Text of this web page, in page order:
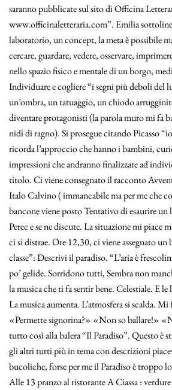
saranno pubblicate sul sito di Officina
www.officinaletteraria.com”. Emilia
laboratorio, un concept, la meta è possibile
cercare, guardare, vedere, osservare,
nello spazio fisico e mentale di un borgo,
Individuare e cogliere “i segni più deboli del
un’ombra, un tatuaggio, un chiodo
diventare protagonisti (la parola muro mi fa
nidi di ragno). Si prosegue citando Picasso
ricorda l’approccio che hanno i bambini,
impressioni che andranno finalizzate ad
titolo. Ci viene consegnato il racconto
Italo Calvino ( immancabile ma per me che
bancone viene posto Tentativo di esaurire
Perec e se ne discute. La situazione mi piace
ci si distrae. Ore 12,30, ci viene assegnato
classe”: Descrivi il paradiso. “L’aria è
po’ gelide. Sorridono tutti, Sembra non
la musica che ti fa sentir bene. Celestiale. E
La musica aumenta. L’atmosfera si scalda.
«Permette signorina?» «Non so ballare!»
tutto così alla balera “Il Paradiso”. Questo è
gli altri tutti più in tema con descrizioni
bucoliche, forse per me il Paradiso è troppo
Alle 13 pranzo al ristorante A Ciassa :